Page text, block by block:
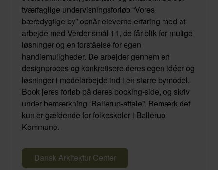
tværfaglige undervisningsforløb “Vores
bæredygtige by” opnår eleverne erfaring med at
arbejde med Verdensmål 11, de får blik for mulige
løsninger og en forståelse for egen
handlemuligheder. De arbejder gennem en
designproces og konkretisere deres egen idéer og
løsninger i modelarbejde ind i en større bymodel.
Book jeres forløb på deres booking-side, og skriv
under bemærkning “Ballerup-aftale”. Bemærk det
kun er gældende for folkeskoler i Ballerup
Kommune.
Dansk Arkitektur Center